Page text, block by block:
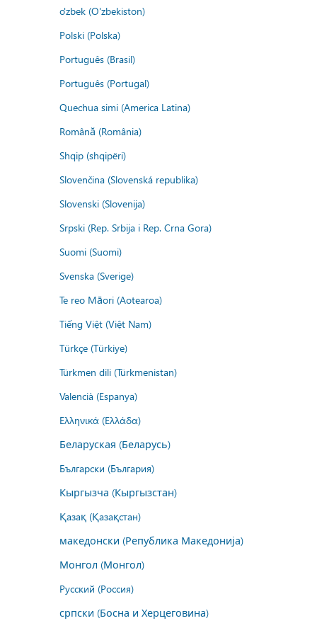
o'zbek (O'zbekiston)
Polski (Polska)
Português (Brasil)
Português (Portugal)
Quechua simi (America Latina)
Română (România)
Shqip (shqipëri)
Slovenčina (Slovenská republika)
Slovenski (Slovenija)
Srpski (Rep. Srbija i Rep. Crna Gora)
Suomi (Suomi)
Svenska (Sverige)
Te reo Māori (Aotearoa)
Tiếng Việt (Việt Nam)
Türkçe (Türkiye)
Türkmen dili (Türkmenistan)
Valencià (Espanya)
Ελληνικά (Ελλάδα)
Беларуская (Беларусь)
Български (България)
Кыргызча (Кыргызстан)
Қазақ (Қазақстан)
македонски (Република Македонија)
Монгол (Монгол)
Русский (Россия)
српски (Босна и Херцеговина)